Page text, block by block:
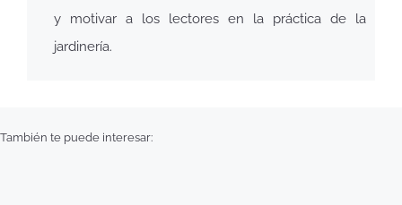
y motivar a los lectores en la práctica de la
jardinería.
También te puede interesar: